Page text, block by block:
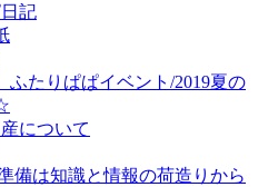
記
たりぱぱイベント/2019夏の
について
備は知識と情報の荷造りから